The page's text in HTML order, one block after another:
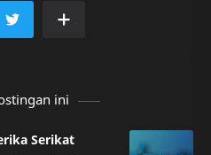
ini
Serikat